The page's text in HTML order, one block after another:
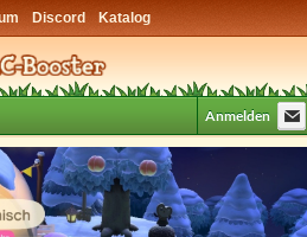
Discord Katalog
Anmelden